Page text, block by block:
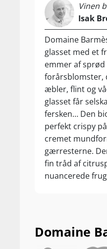
Vinen
Isak
Domaine
glasset med et
emmer af
forårsblomster,
æbler, flint og
glasset får
fersken… Den
perfekt crispy
cremet
gærresterne.
fin tråd af
nuancerede
Domaine